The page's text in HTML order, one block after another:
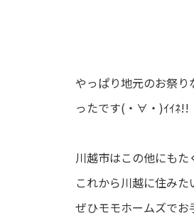
やっぱり地元のお祭
ったです(・∀・)ｲｲﾈ!!
川越市はこの他にもた
これから川越に住み
ぜひモモホームズでお